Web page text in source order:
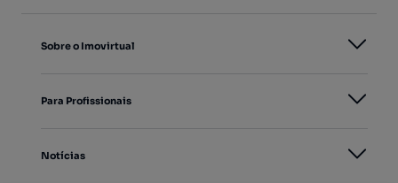
Sobre o Imovirtual
Para Profissionais
Notícias